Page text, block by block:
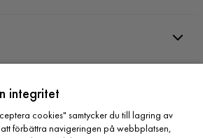
integritet
cookies" samtycker du till lagring av
förbättra navigeringen på webbplatsen,